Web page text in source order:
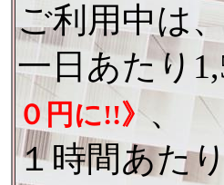
ご利用中は
一日あたり
０円に!!》、
１時間あた